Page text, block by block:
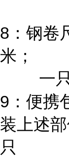
8：钢卷
一
9：便携
装上
只